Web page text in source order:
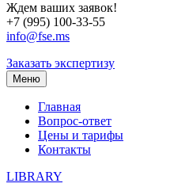
Ждем ваших заявок!
+7 (995) 100-33-55
info@fse.ms
Заказать экспертизу
Меню
Главная
Вопрос-ответ
Цены и тарифы
Контакты
LIBRARY